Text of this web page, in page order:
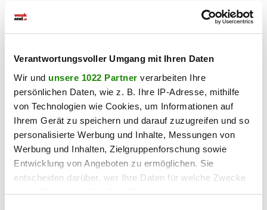
Verantwortungsvoller Umgang mit Ihren Daten
Wir und unsere 1022 Partner verarbeiten Ihre
persönlichen Daten, wie z. B. Ihre IP-Adresse, mithilfe
von Technologien wie Cookies, um Informationen auf
Ihrem Gerät zu speichern und darauf zuzugreifen und so
personalisierte Werbung und Inhalte, Messungen von
Werbung und Inhalten, Zielgruppenforschung sowie
Entwicklung von Angeboten zu ermöglichen. Sie
entscheiden darüber, wer Ihre Daten für welche Zwecke
nutzt. Sie können Ihre Einwilligung jederzeit über die
Gießhübl je eine Auffahrt hat. In 15 Minuten erreicht man
die Wiener Stadtgrenze. Ein unbezahlbarer Vorteil ist die
Naturschutzgebietes Föhrenberge mit allen
interessanten Ausflugszielen (Wanderhütten,
Ausflugslokale, eine Tennisanlage, Mountainbike-
Strecken und einen Fußballplatz) in der näheren
Umgebung. Dieses Objekt besticht vor allem durch seine
wunderschöne Grünruhelage, die Nähe zu Wien sowie
die gute Infrastruktur mit Einkaufsmöglichkeiten,
Kindergärten und Schulen, welche eine ausgesprochen
angenehme Wohnatmosphäre bieten.
In der Umgebung